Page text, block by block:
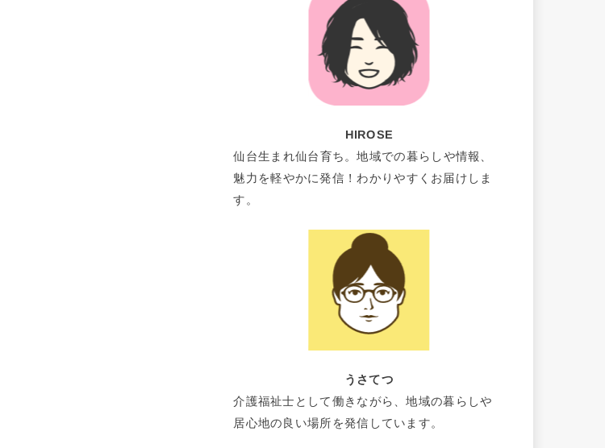
HIROSE
仙台生まれ仙台育ち。地域での暮らしや情報、
魅力を軽やかに発信！わかりやすくお届けしま
す。
うさてつ
介護福祉士として働きながら、地域の暮らしや
居心地の良い場所を発信しています。